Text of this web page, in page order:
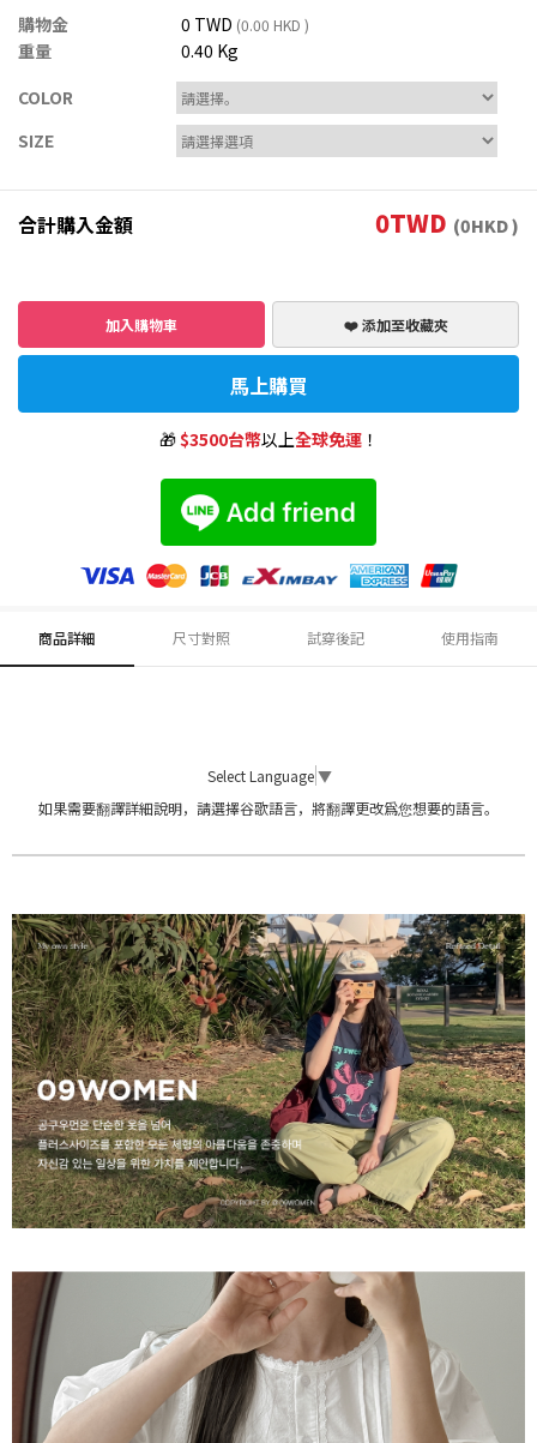
購物金 0 TWD (0.00 HKD )
重量
0.40 Kg
COLOR
SIZE
合計購入金額 0TWD (0HKD )
加入購物車 ❤️ 添加至收藏夾
馬上購買
🎁$3500台幣以上全球免運！
商品詳細 尺寸對照 試穿後記 使用指南
Select Language ▼
如果需要翻譯詳細說明，請選擇谷歌語言，將翻譯更改爲您想要的語言。